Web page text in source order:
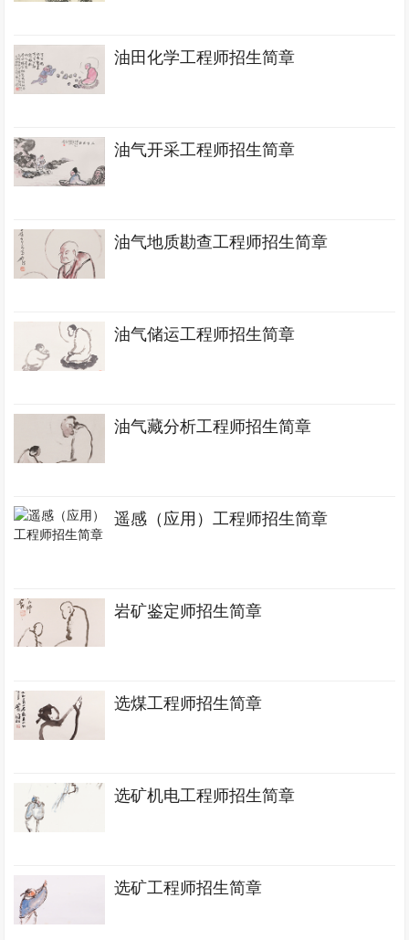
油田化学工程师招生简章
油气开采工程师招生简章
油气地质勘查工程师招生简章
油气储运工程师招生简章
油气藏分析工程师招生简章
遥感（应用）工程师招生简章
岩矿鉴定师招生简章
选煤工程师招生简章
选矿机电工程师招生简章
选矿工程师招生简章